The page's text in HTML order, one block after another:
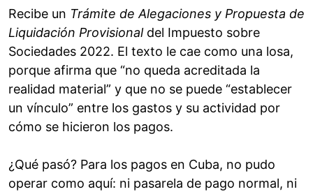
Recibe un Trámite de Alegaciones y Propuesta de
Liquidación Provisionaldel Impuesto sobre
Sociedades 2022. El texto le cae como una losa,
porque afirma que “no queda acreditada la
realidad material” y que no se puede “establecer
un vínculo” entre los gastos y su actividad por
cómo se hicieron los pagos.
¿Qué pasó? Para los pagos en Cuba, no pudo
operar como aquí: ni pasarela de pago normal, ni